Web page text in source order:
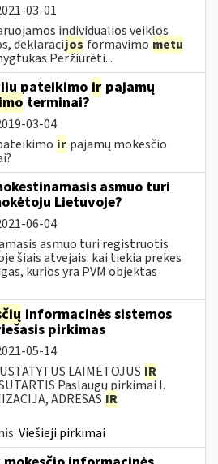
03-01
individualios veiklos
deklaracijos formavimo metu
Peržiūrėti...
pateikimo ir pajamų
terminai?
03-04
ir pajamų mokesčio
asmuo turi
Lietuvoje?
06-04
asmuo turi registruotis
šiais atvejais: kai tiekia prekes
kurios yra PVM objektas
informacinės sistemos
pirkimas
05-14
LAIMĖTOJUS IR
Paslaugų pirkimai I.
ADRESAS IR
Viešieji pirkimai